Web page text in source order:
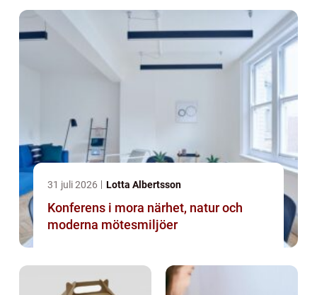
31 juli 2026 Lotta Albertsson
Konferens i mora närhet, natur och
moderna mötesmiljöer